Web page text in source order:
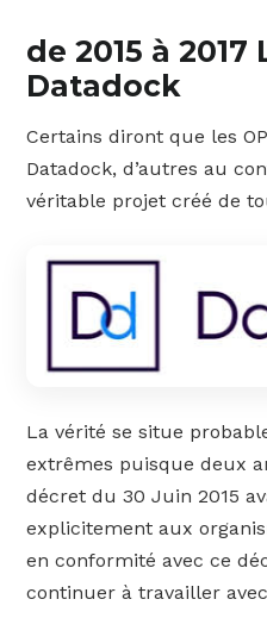
de 2015 à
Datadock
Certains diront que les
Datadock, d’autres au
véritable projet créé de
La vérité se situe
extrêmes puisque deux
décret du 30 Juin 2015
explicitement aux
en conformité avec ce
continuer à travailler avec